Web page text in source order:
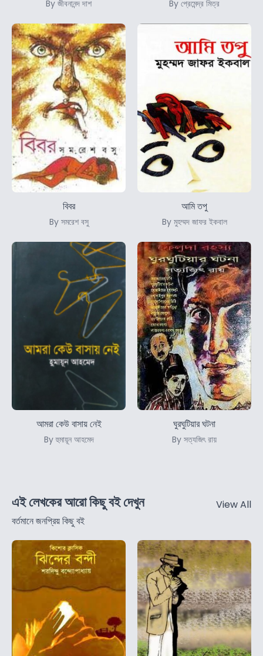
By জীবনানন্দ দাশ By প্রেমেন্দ্র মিত্র
বিবর
By সমরেশ বসু
আমি তপু
By মুহম্মদ জাফর ইকবাল
আমরা কেউ বাসায় নেই
By হুমায়ূন আহমেদ
ঘুরঘুটিয়ার ঘটনা
By সত্যজিৎ রায়
এই লেখকের আরো কিছু বই দেখুন
বর্তমানে জনপ্রিয় কিছু বই
View All